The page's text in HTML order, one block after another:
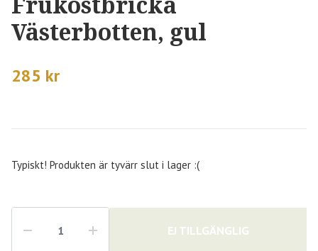
Frukostbricka
Västerbotten, gul
285 kr
Typiskt! Produkten är tyvärr slut i lager :(
EJ TILLGÄNGLIG